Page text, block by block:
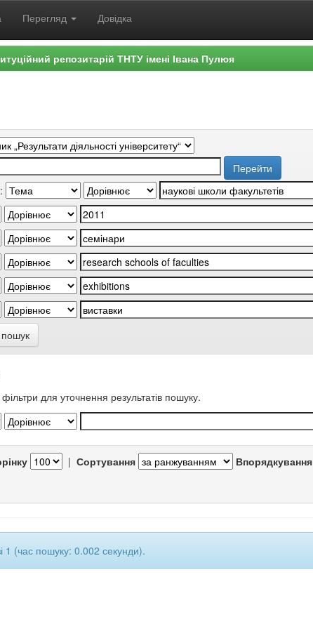
Перегляд Довідка
репозитарій ТНТУ імені Івана Пулюя
для уточнення результатів пошуку.
| Сортування Впорядкування
1 (час пошуку: 0.002 секунди).